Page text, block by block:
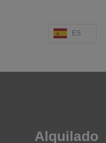
ES
Alquilado